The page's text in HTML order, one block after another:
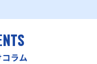
ラム